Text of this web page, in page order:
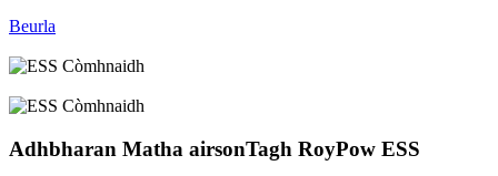
Beurla
Adhbharan Matha airsonTagh RoyPow ESS